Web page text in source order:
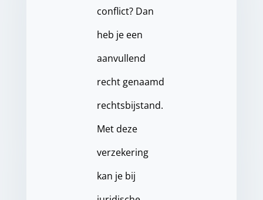
conflict? Dan
heb je een
aanvullend
recht genaamd
rechtsbijstand.
Met deze
verzekering
kan je bij